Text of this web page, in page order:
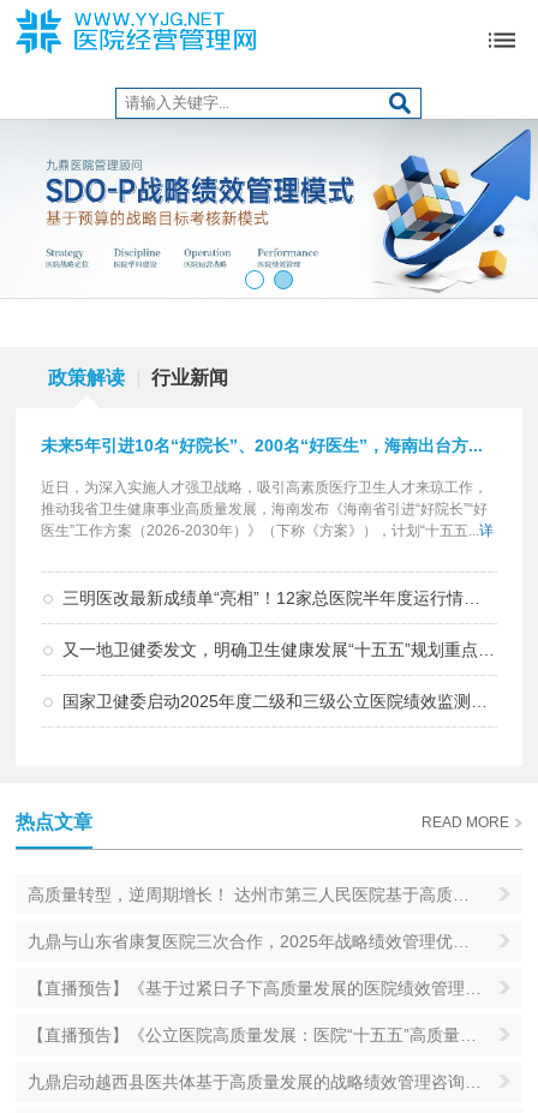
政策解读 行业新闻
未来5年引进10名“好院长”、200名“好医生”，海南出台方...
近日，为深入实施人才强卫战略，吸引高素质医疗卫生人才来琼工作，
推动我省卫生健康事业高质量发展，海南发布《海南省引进“好院长”“好
医生”工作方案（2026-2030年）》（下称《方案》），计划“十五五...详
三明医改最新成绩单“亮相”！12家总医院半年度运行情况解析
又一地卫健委发文，明确卫生健康发展“十五五”规划重点任务
国家卫健委启动2025年度二级和三级公立医院绩效监测有关工作
热点文章 READ MORE
高质量转型，逆周期增长！ 达州市第三人民医院基于高质量发展的战略绩效管理咨询项目实施效果分享
九鼎与山东省康复医院三次合作，2025年战略绩效管理优化咨询项目进入实施阶段
【直播预告】《基于过紧日子下高质量发展的医院绩效管理创新线上培训》开始报名！
【直播预告】《公立医院高质量发展：医院“十五五”高质量发展战略规划》线上培训开始报名！
九鼎启动越西县医共体基于高质量发展的战略绩效管理咨询项目